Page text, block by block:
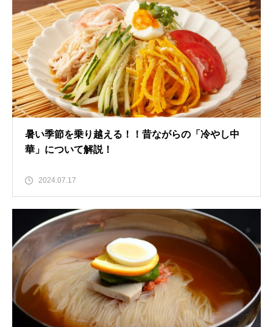
暑い季節を乗り越える！！昔ながらの「冷やし中
華」について解説！
2024.07.17